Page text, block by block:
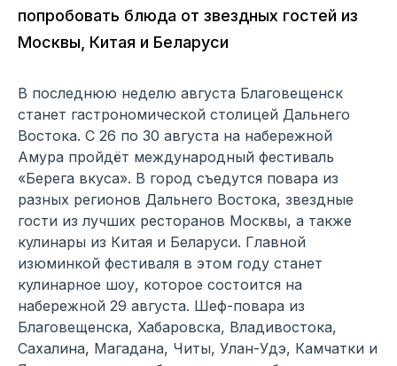
попробовать блюда от звездных гостей из
Москвы, Китая и Беларуси
В последнюю неделю августа Благовещенск
станет гастрономической столицей Дальнего
Востока. С 26 по 30 августа на набережной
Амура пройдёт международный фестиваль
«Берега вкуса». В город съедутся повара из
разных регионов Дальнего Востока, звездные
гости из лучших ресторанов Москвы, а также
кулинары из Китая и Беларуси. Главной
изюминкой фестиваля в этом году станет
кулинарное шоу, которое состоится на
набережной 29 августа. Шеф-повара из
Благовещенска, Хабаровска, Владивостока,
Сахалина, Магадана, Читы, Улан-Удэ, Камчатки и